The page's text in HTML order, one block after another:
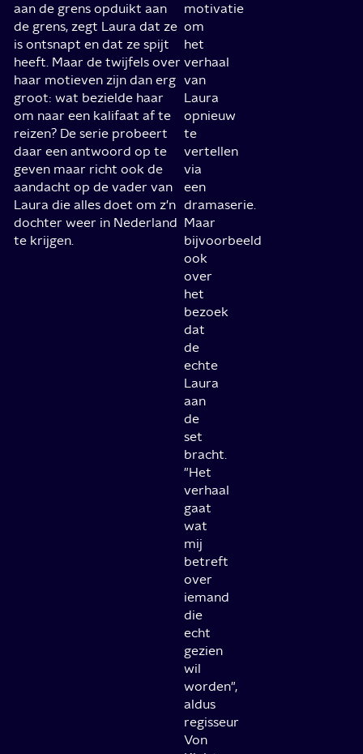
aan de grens opduikt aan
de grens, zegt Laura dat ze
is ontsnapt en dat ze spijt
heeft. Maar de twijfels over
haar motieven zijn dan erg
groot: wat bezielde haar
om naar een kalifaat af te
reizen? De serie probeert
daar een antwoord op te
geven maar richt ook de
aandacht op de vader van
Laura die alles doet om z'n
dochter weer in Nederland
te krijgen.
motivatie
om
het
verhaal
van
Laura
opnieuw
te
vertellen
via
een
dramaserie.
Maar
bijvoorbeeld
ook
over
het
bezoek
dat
de
echte
Laura
aan
de
set
bracht.
"Het
verhaal
gaat
wat
mij
betreft
over
iemand
die
echt
gezien
wil
worden",
aldus
regisseur
Von